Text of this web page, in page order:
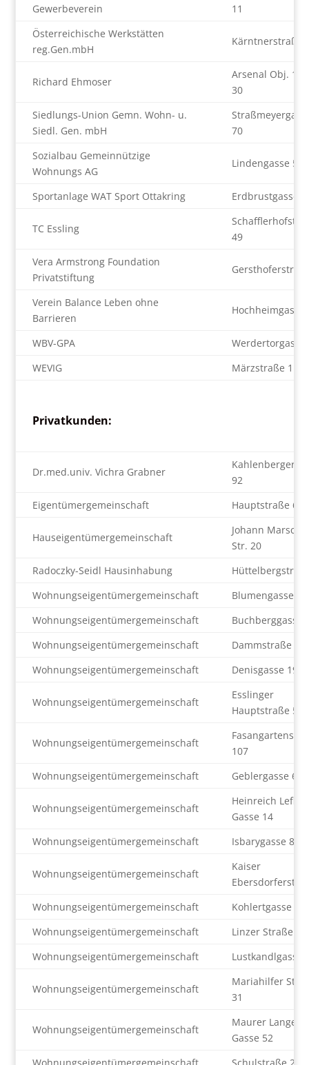
Gewerbeverein
11
Österreichische Werkstätten
reg.Gen.mbH
Kärntnerstraße
Richard Ehmoser
Arsenal Obj. 1
30
Siedlungs-Union Gemn. Wohn- u.
Siedl. Gen. mbH
70
Sozialbau Gemeinnützige
Wohnungs AG
Lindengasse 55
Sportanlage WAT Sport Ottakring Erdbrustgasse 4
TC Essling
49
Vera Armstrong Foundation
Privatstiftung
Verein Balance Leben ohne
Barrieren
Hochheimgasse
WBV-GPA
Werdertorgasse
WEVIG
Märzstraße 1
Privatkunden:
Dr.med.univ. Vichra Grabner
92
Eigentümergemeinschaft
Hauptstraße
Hauseigentümergemeinschaft
Johann
Str. 20
Radoczky-Seidl Hausinhabung
Wohnungseigentümergemeinschaft
Blumengasse 1-
Wohnungseigentümergemeinschaft
Buchberggasse
Wohnungseigentümergemeinschaft
Dammstraße 24
Wohnungseigentümergemeinschaft
Denisgasse 19
Wohnungseigentümergemeinschaft
Esslinger
Hauptstraße 58
Wohnungseigentümergemeinschaft
107
Wohnungseigentümergemeinschaft
Geblergasse 67
Wohnungseigentümergemeinschaft
Heinreich Lefler
Gasse 14
Wohnungseigentümergemeinschaft
Isbarygasse 8-10
Wohnungseigentümergemeinschaft
Kaiser
Ebersdorferstr.
Wohnungseigentümergemeinschaft
Kohlertgasse 4
Wohnungseigentümergemeinschaft
Linzer Straße
Wohnungseigentümergemeinschaft
Lustkandlgasse
Wohnungseigentümergemeinschaft
Mariahilfer
31
Wohnungseigentümergemeinschaft
Maurer Lange
Gasse 52